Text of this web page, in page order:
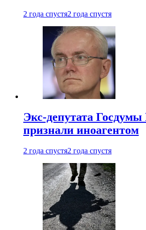
2 года спустя2 года спустя
Экс-депутата
признали иноагентом
2 года спустя2 года спустя